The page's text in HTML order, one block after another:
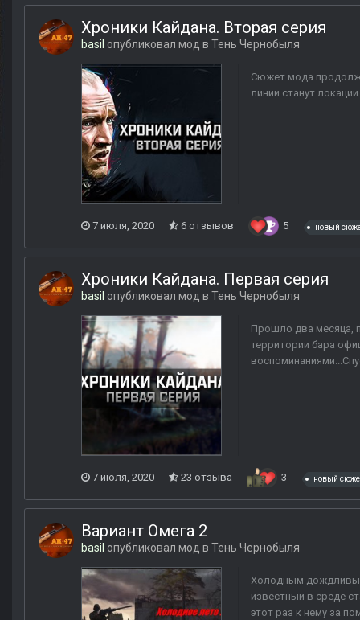
Хроники Кайдана. Вторая серия
basil опубликовал мод в Тень Чернобыля
Сюжет мода
линии станут
7 июля, 2020 6 отзывов 5 новый
Хроники Кайдана. Первая серия
basil опубликовал мод в Тень Чернобыля
Прошло два месяца,
территории бара
7 июля, 2020 23 отзыва 3 новый
Вариант Омега 2
basil опубликовал мод в Тень Чернобыля
Холодным дождливым
известный в среде
этот раз к нему за